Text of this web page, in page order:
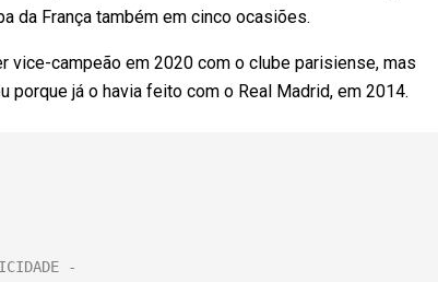
da França também em cinco ocasiões.
vice-campeão em 2020 com o clube parisiense, mas
já o havia feito com o Real Madrid, em 2014.